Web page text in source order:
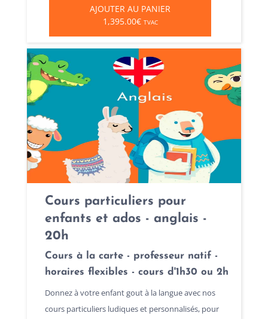
AJOUTER AU PANIER
1,395.00€ TVAC
Cours particuliers pour
enfants et ados - anglais -
20h
Cours à la carte - professeur natif -
horaires flexibles - cours d'1h30 ou 2h
Donnez à votre enfant gout à la langue avec nos
cours particuliers ludiques et personnalisés, pour